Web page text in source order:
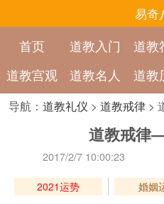
易奇
首页 道教入门 道教
道教宫观
道教名人 道教
导航： 道教礼仪 > 道教戒律>
道教戒律
2017/2/7 10:00:23
2021运势 婚姻